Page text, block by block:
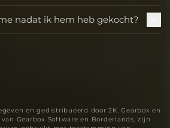
nadat ik hem heb gekocht?
en gedistribueerd door 2K. Gearbox en
Gearbox Software en Borderlands, zijn